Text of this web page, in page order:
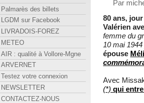
Par
80 ans,
Valérien
femme du
10 mai 1944
épouse
Avec
(*) qui
Palmarès des billets
LGDM sur Facebook
LIVRADOIS-FOREZ
METEO
AIR : qualité à Vollore-Mgne
ARVERNET
Testez votre connexion
NEWSLETTER
CONTACTEZ-NOUS